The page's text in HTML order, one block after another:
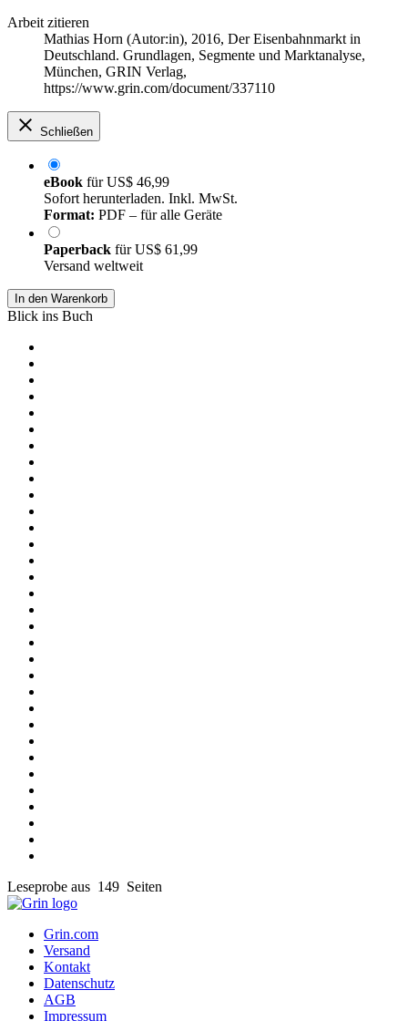
Arbeit zitieren
Mathias Horn (Autor:in), 2016, Der Eisenbahnmarkt in
Deutschland. Grundlagen, Segmente und Marktanalyse,
München, GRIN Verlag,
https://www.grin.com/document/337110
Schließen
eBook fürUS$ 46,99
Sofort herunterladen. Inkl. MwSt.
Format: PDF – für alle Geräte
Paperback fürUS$ 61,99
Versand weltweit
In den Warenkorb
Blick ins Buch
Leseprobe aus 149 Seiten
Grin.com
Versand
Kontakt
Datenschutz
AGB
Impressum